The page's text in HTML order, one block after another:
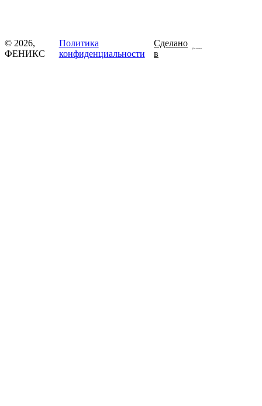
© 2026,
ФЕНИКС
Политика
конфиденциальности
Сделано
в